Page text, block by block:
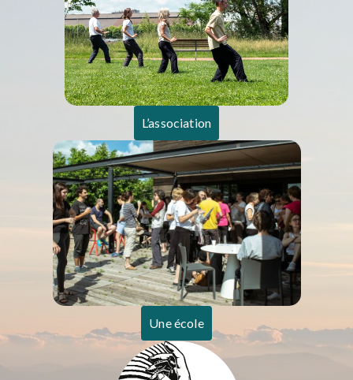
L’association
Une école